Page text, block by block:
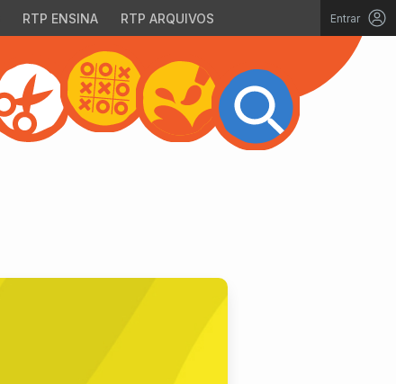
RTP ENSINA RTP ARQUIVOS Entrar